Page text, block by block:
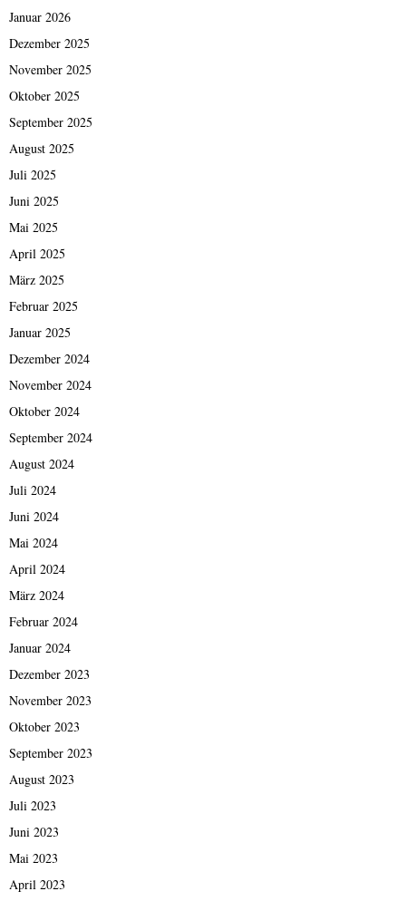
I
T
O
F
H
A
B
U
R
1
9
8
“
Januar 2026
Dezember 2025
November 2025
Oktober 2025
September 2025
August 2025
Juli 2025
Juni 2025
Mai 2025
April 2025
März 2025
Februar 2025
Januar 2025
Dezember 2024
November 2024
Oktober 2024
September 2024
August 2024
Juli 2024
Juni 2024
Mai 2024
April 2024
März 2024
Februar 2024
Januar 2024
Dezember 2023
November 2023
Oktober 2023
September 2023
August 2023
Juli 2023
Juni 2023
Mai 2023
April 2023